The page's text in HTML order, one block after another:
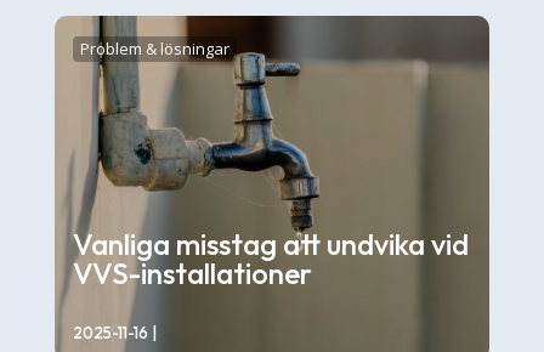
innehålla asbest – ett ämne som en gång i
tiden användes...
Problem & lösningar
Vanliga misstag att undvika vid
VVS-installationer
2025-11-16